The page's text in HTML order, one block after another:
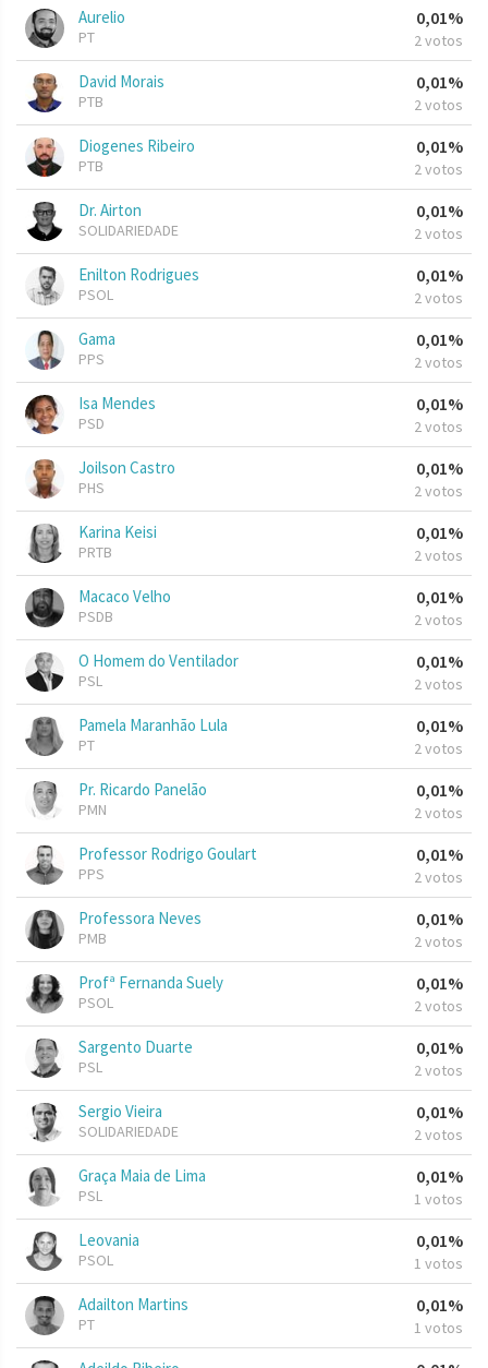
Aurelio
PT
0,01%
2 votos
David Morais
PTB
0,01%
2 votos
Diogenes Ribeiro
PTB
0,01%
2 votos
Dr. Airton
SOLIDARIEDADE
0,01%
2 votos
Enilton Rodrigues
PSOL
0,01%
2 votos
Gama
PPS
0,01%
2 votos
Isa Mendes
PSD
0,01%
2 votos
Joilson Castro
PHS
0,01%
2 votos
Karina Keisi
PRTB
0,01%
2 votos
Macaco Velho
PSDB
0,01%
2 votos
O Homem do Ventilador
PSL
0,01%
2 votos
Pamela Maranhão Lula
PT
0,01%
2 votos
Pr. Ricardo Panelão
PMN
0,01%
2 votos
Professor Rodrigo Goulart
PPS
0,01%
2 votos
Professora Neves
PMB
0,01%
2 votos
Profª Fernanda Suely
PSOL
0,01%
2 votos
Sargento Duarte
PSL
0,01%
2 votos
Sergio Vieira
SOLIDARIEDADE
0,01%
2 votos
Graça Maia de Lima
PSL
0,01%
1 votos
Leovania
PSOL
0,01%
1 votos
Adailton Martins
PT
0,01%
1 votos